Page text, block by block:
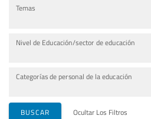
Temas
Nivel de Educación/sector de educación
Categorías de personal de la educación
BUSCAR Ocultar Los Filtros